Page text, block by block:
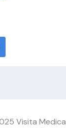
Visita Medica